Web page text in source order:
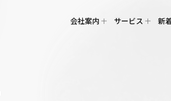
会社案内 サービス 新